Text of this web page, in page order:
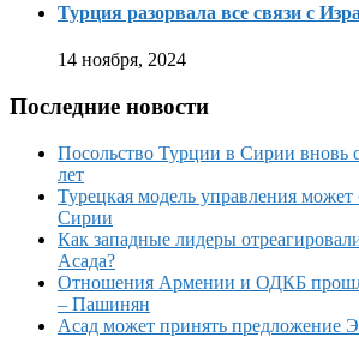
Турция разорвала все связи с
14 ноября, 2024
Последние новости
Посольство Турции в Сирии вновь
лет
Турецкая модель управления может
Сирии
Как западные лидеры
Асада?
Отношения Армении и ОДКБ
– Пашинян
Асад может принять